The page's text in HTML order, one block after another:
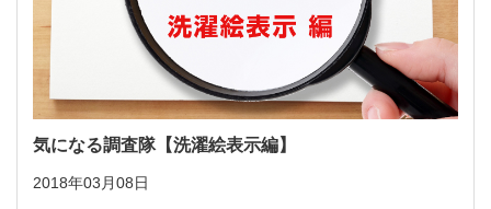
気になる調査隊【洗濯絵表示編】
2018年03月08日